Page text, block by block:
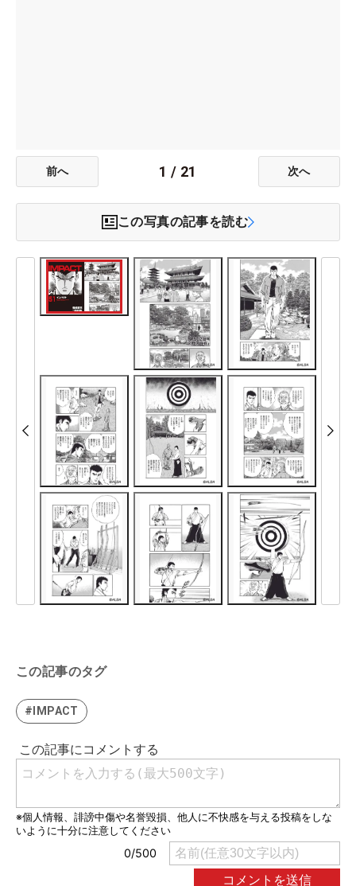
前へ 1 / 21 次へ
この写真の記事を読む
この記事のタグ
#IMPACT